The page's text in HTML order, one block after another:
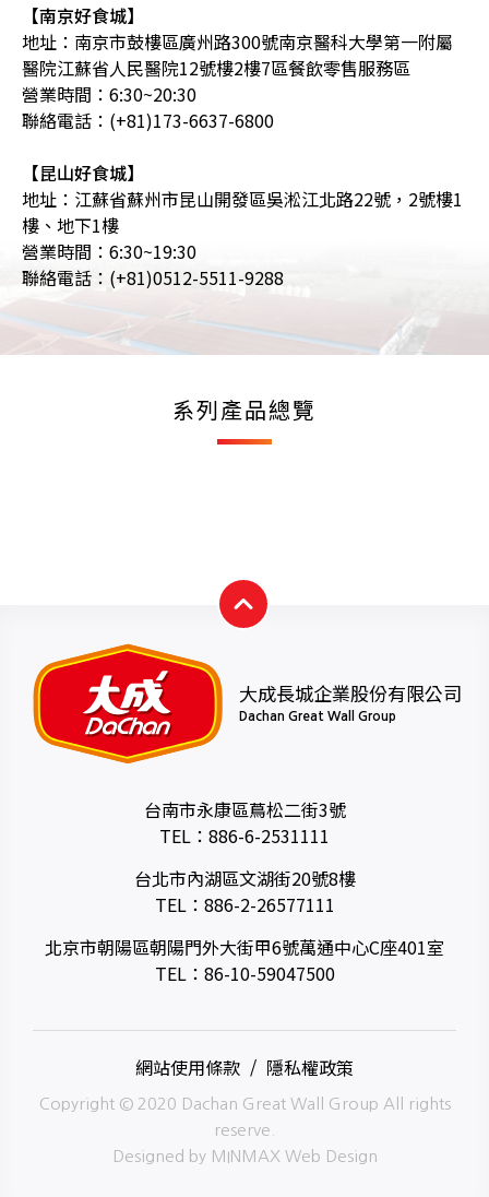
【南京好食城】
地址：南京市鼓樓區廣州路300號南京醫科大學第一附屬
醫院江蘇省人民醫院12號樓2樓7區餐飲零售服務區
營業時間：6:30~20:30
聯絡電話：(+81)173-6637-6800
【昆山好食城】
地址：江蘇省蘇州市昆山開發區吳淞江北路22號，2號樓1
樓、地下1樓
營業時間：6:30~19:30
聯絡電話：(+81)0512-5511-9288
系列產品總覽
大成長城企業股份有限公司
Dachan Great Wall Group
台南市永康區蔦松二街3號
TEL： 886-6-2531111
台北市內湖區文湖街20號8樓
TEL： 886-2-26577111
北京市朝陽區朝陽門外大街甲6號萬通中心C座401室
TEL： 86-10-59047500
網站使用條款 隱私權政策
Copyright © 2020 Dachan Great Wall Group All rights
reserve.
Designed by MINMAX Web Design